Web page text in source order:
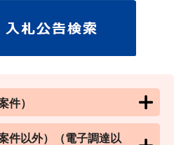
件）
件以外）（電子調達以